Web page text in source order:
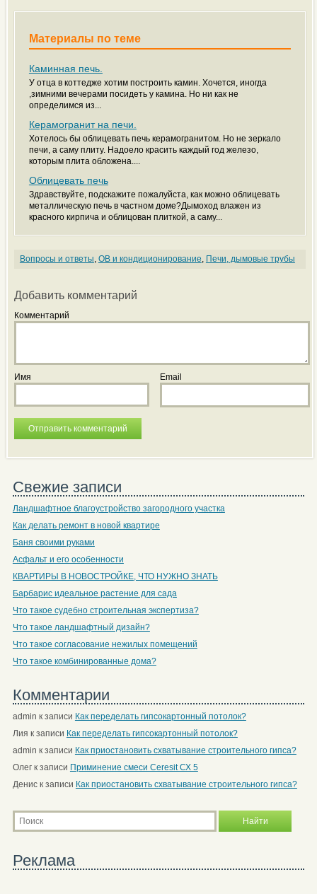
Материалы по теме
Каминная печь.
У отца в коттедже хотим построить камин. Хочется, иногда
,зимними вечерами посидеть у камина. Но ни как не
определимся из...
Керамогранит на печи.
Хотелось бы облицевать печь керамогранитом. Но не зеркало
печи, а саму плиту. Надоело красить каждый год железо,
которым плита обложена....
Облицевать печь
Здравствуйте, подскажите пожалуйста, как можно облицевать
металлическую печь в частном доме?Дымоход влажен из
красного кирпича и облицован плиткой, а саму...
Вопросы и ответы, ОВ и кондиционирование, Печи, дымовые трубы
Добавить комментарий
Комментарий
Имя Email
Свежие записи
Ландшафтное благоустройство загородного участка
Как делать ремонт в новой квартире
Баня своими руками
Асфальт и его особенности
КВАРТИРЫ В НОВОСТРОЙКЕ, ЧТО НУЖНО ЗНАТЬ
Барбарис идеальное растение для сада
Что такое судебно строительная экспертиза?
Что такое ландшафтный дизайн?
Что такое согласование нежилых помещений
Что такое комбинированные дома?
Комментарии
admin к записи Как переделать гипсокартонный потолок?
Лия к записи Как переделать гипсокартонный потолок?
admin к записи Как приостановить схватывание строительного гипса?
Олегк записи Приминение смеси Ceresit СХ 5
Дениск записи Как приостановить схватывание строительного гипса?
Реклама